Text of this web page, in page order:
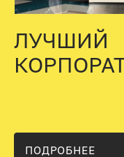
ЛУЧШИЙ
ПОДРОБНЕЕ